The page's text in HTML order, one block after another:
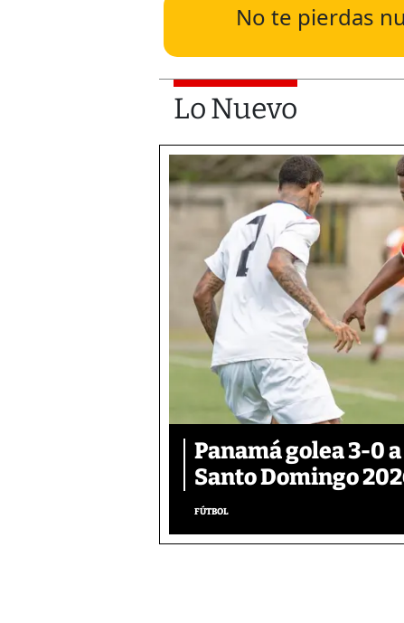
No te pierdas
Lo Nuevo
Panamá golea 3-0
Santo Domingo
FÚTBOL